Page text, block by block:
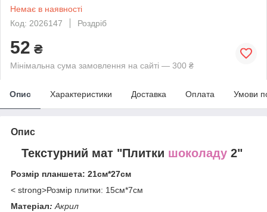
Немає в наявності
Код: 2026147
Роздріб
52 ₴
Мінімальна сума замовлення на сайті — 300 ₴
Опис Характеристики Доставка Оплата Умови
Опис
Текстурний мат "Плитки шоколаду2"
Розмір планшета: 21см*27см
< strong>Розмір плитки: 15см*7см
Матеріал: Акрил